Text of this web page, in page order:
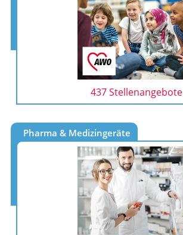
437 Stellenangebote
Pharma & Medizingeräte